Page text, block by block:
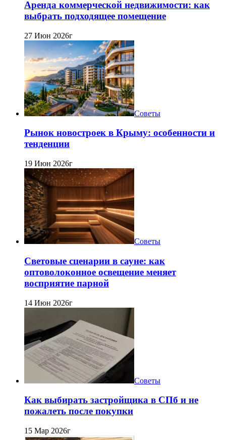
Аренда коммерческой недвижимости: как
выбрать подходящее помещение
27 Июн 2026г
Советы
Рынок новостроек в Крыму: особенности и
тенденции
19 Июн 2026г
Советы
Световые сценарии в сауне: как
оптоволоконное освещение меняет
восприятие парной
14 Июн 2026г
Советы
Как выбирать застройщика в СПб и не
пожалеть после покупки
15 Мар 2026г